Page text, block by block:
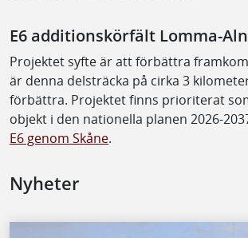
E6 additionskörfält Lomma-
Projektet syfte är att förbättra
är denna delsträcka på cirka 3
förbättra. Projektet finns prioriterat
objekt i den nationella planen 2026-
E6 genom Skåne.
Nyheter